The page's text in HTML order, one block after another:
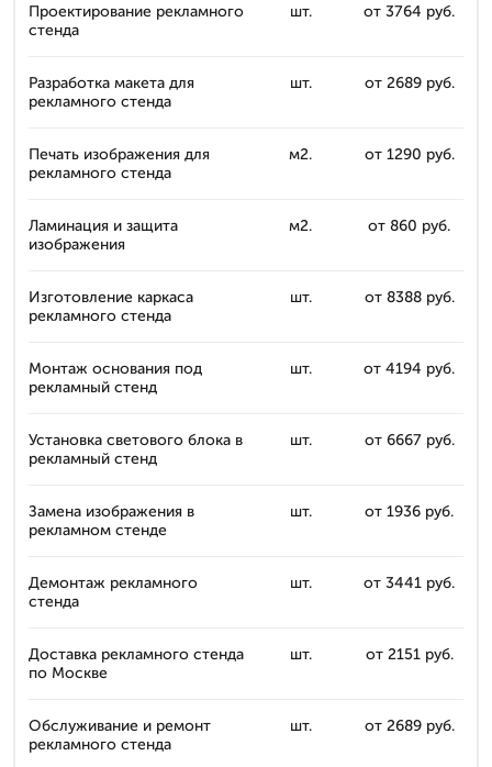
Проектирование рекламного
стенда
шт. от 3764 руб.
Разработка макета для
рекламного стенда
шт. от 2689 руб.
Печать изображения для
рекламного стенда
м2. от 1290 руб.
Ламинация и защита
изображения
м2. от 860 руб.
Изготовление каркаса
рекламного стенда
шт. от 8388 руб.
Монтаж основания под
рекламный стенд
шт. от 4194 руб.
Установка светового блока в
рекламный стенд
шт. от 6667 руб.
Замена изображения в
рекламном стенде
шт. от 1936 руб.
Демонтаж рекламного
стенда
шт. от 3441 руб.
Доставка рекламного стенда
по Москве
шт. от 2151 руб.
Обслуживание и ремонт
рекламного стенда
шт. от 2689 руб.